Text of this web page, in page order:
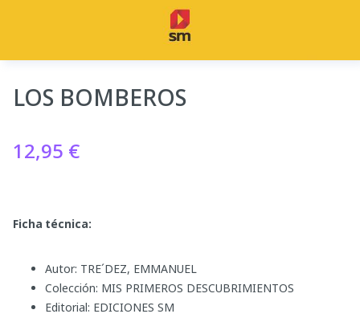
LOS BOMBEROS
12,95 €
Ficha técnica:
Autor: TRE´DEZ, EMMANUEL
Colección: MIS PRIMEROS DESCUBRIMIENTOS
Editorial: EDICIONES SM